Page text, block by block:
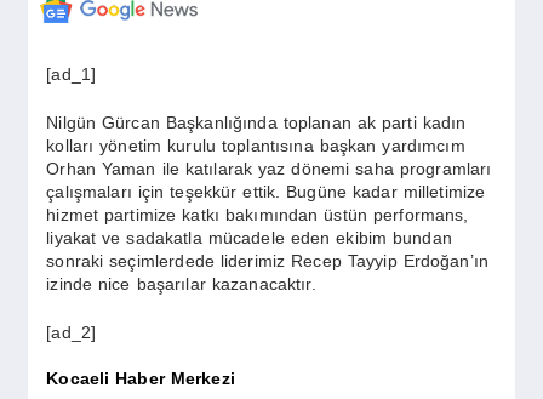
EĞITIM
DÜNYA
SAĞLIK
[ad_1]
Nilgün Gürcan Başkanlığında toplanan ak parti kadın
kolları yönetim kurulu toplantısına başkan yardımcım
Orhan Yaman ile katılarak yaz dönemi saha programları
çalışmaları için teşekkür ettik. Bugüne kadar milletimize
hizmet partimize katkı bakımından üstün performans,
liyakat ve sadakatla mücadele eden ekibim bundan
sonraki seçimlerdede liderimiz Recep Tayyip Erdoğan’ın
izinde nice başarılar kazanacaktır.
[ad_2]
Kocaeli Haber Merkezi